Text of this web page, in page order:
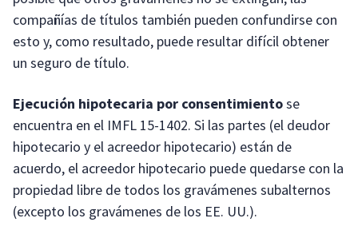
compañías de títulos también pueden confundirse con
esto y, como resultado, puede resultar difícil obtener
un seguro de título.
Ejecución hipotecaria por consentimientose
encuentra en el IMFL 15-1402. Si las partes (el deudor
hipotecario y el acreedor hipotecario) están de
acuerdo, el acreedor hipotecario puede quedarse con la
propiedad libre de todos los gravámenes subalternos
(excepto los gravámenes de los EE. UU.).